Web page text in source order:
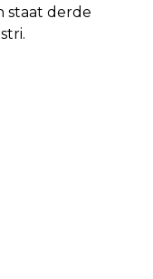
staat derde